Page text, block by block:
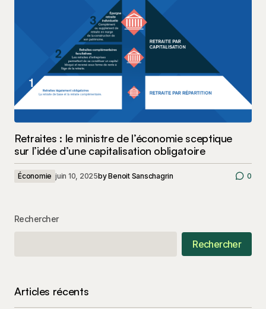
Retraites : le ministre de l’économie sceptique
sur l’idée d’une capitalisation obligatoire
Économie juin 10, 2025byBenoit Sanschagrin 0
Rechercher
Rechercher
Articles récents